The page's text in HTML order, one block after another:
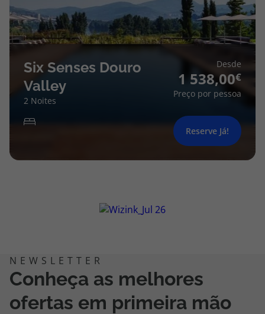
Six Senses Douro
Valley
2 Noites
Desde
1 538,00
Preço por pessoa
Reserve Já!
Conheça as melhores
ofertas em primeira mão